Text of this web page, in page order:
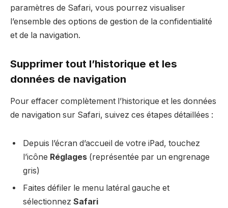
paramètres de Safari, vous pourrez visualiser
l’ensemble des options de gestion de la confidentialité
et de la navigation.
Supprimer tout l’historique et les
données de navigation
Pour effacer complètement l’historique et les données
de navigation sur Safari, suivez ces étapes détaillées :
Depuis l’écran d’accueil de votre iPad, touchez
l’icône Réglages (représentée par un engrenage
gris)
Faites défiler le menu latéral gauche et
sélectionnez Safari